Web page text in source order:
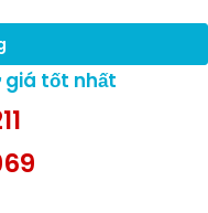
giá tốt nhất